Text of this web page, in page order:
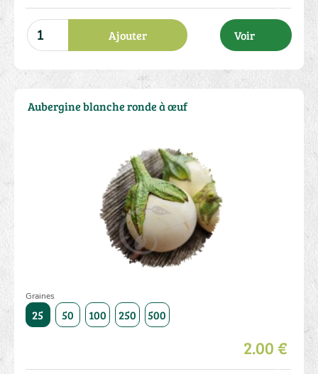
Ajouter Voir
Graines
25 50 100 250 500
2.00 €
Aubergine blanche ronde à œuf